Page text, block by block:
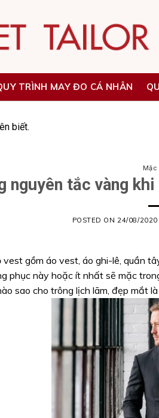
TRÌNH MAY ĐO CÁ NHÂN
biết.
Mặc
nguyên tắc vàng
POSTED ON 24/08/2020
gồm áo vest, áo ghi-lê, quần
phục này hoặc ít nhất sẽ mặc
sao cho trông lịch lãm, đẹp mắt